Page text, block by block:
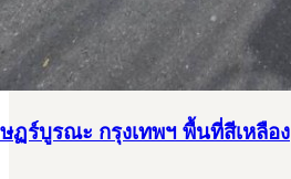
ร์บูรณะ กรุงเทพฯ พื้นที่สีเหลือง